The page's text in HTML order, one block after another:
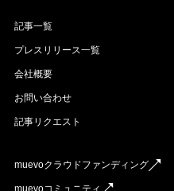
記事一覧
プレスリリース一覧
会社概要
お問い合わせ
記事リクエスト
muevoクラウドファンディング
muevoコミュニティ